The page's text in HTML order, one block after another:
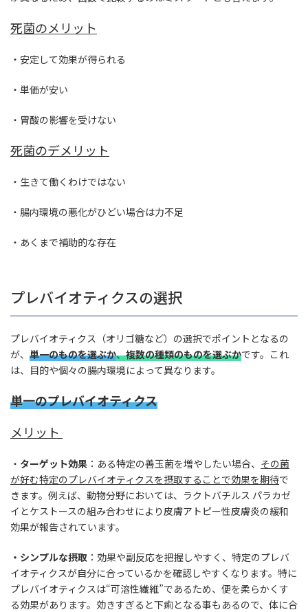
死菌のメリット
・安定して効果が得られる
・単価が安い
・胃酸の影響を受けない
死菌のデメリット
・生きて働くわけではない
・腸内環境の悪化がひどい場合は力不足
・あくまで補助的な存在
プレバイオティクスの選択
プレバイオティクス（オリゴ糖など）の選択でポイントとなるの
が、 単一のものを選ぶか、複数の種類のものを選ぶかです。これ
は、目的や個々の腸内環境によって異なります。
単一のプレバイオティクス
メリット
・ ターゲット効果 ：ある特定の善玉菌を増やしたい場合、 その菌
が好む特定のプレバイオティクスを摂取することで効果を期待で
きます。例えば、動物分野においては、ラクトバチルス パラカゼ
イとケストースの組み合わせにより皮膚アトピー性皮膚炎の緩和
効果が報告されています。
・シンプルな摂取 ：効果や副反応を把握しやすく、特定のプレバ
イオティクスが自分に合っているかを確認しやすくなります。特に
プレバイオティクスは“可溶性繊維”であるため、便を柔らかくす
る効果があります。効きすぎると下痢となる事もあるので、体に合